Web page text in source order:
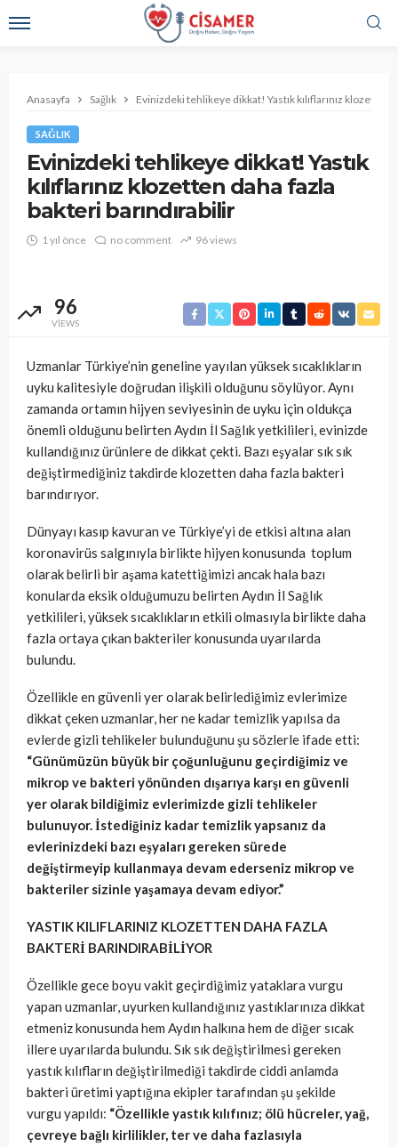
Anasayfa Sağlık Evinizdeki tehlikeye dikkat! Yastık kılıflarınız klozetten
SAĞLIK
Evinizdeki tehlikeye dikkat! Yastık
kılıflarınız klozetten daha fazla
bakteri barındırabilir
1 yıl önce no comment 96 views
96
VIEWS
Uzmanlar Türkiye’nin geneline yayılan yüksek sıcaklıkların
uyku kalitesiyle doğrudan ilişkili olduğunu söylüyor. Aynı
zamanda ortamın hijyen seviyesinin de uyku için oldukça
önemli olduğunu belirten Aydın İl Sağlık yetkilileri, evinizde
kullandığınız ürünlere de dikkat çekti. Bazı eşyalar sık sık
değiştirmediğiniz takdirde klozetten daha fazla bakteri
barındırıyor.
Dünyayı kasıp kavuran ve Türkiye’yi de etkisi altına alan
koronavirüs salgınıyla birlikte hijyen konusunda toplum
olarak belirli bir aşama katettiğimizi ancak hala bazı
konularda eksik olduğumuzu belirten Aydın İl Sağlık
yetkilileri, yüksek sıcaklıkların etkili olmasıyla birlikte daha
fazla ortaya çıkan bakteriler konusunda uyarılarda
bulundu.
Özellikle en güvenli yer olarak belirlediğimiz evlerimize
dikkat çeken uzmanlar, her ne kadar temizlik yapılsa da
evlerde gizli tehlikeler bulunduğunu şu sözlerle ifade etti:
“Günümüzün büyük bir çoğunluğunu geçirdiğimiz ve
mikrop ve bakteri yönünden dışarıya karşı en güvenli
yer olarak bildiğimiz evlerimizde gizli tehlikeler
bulunuyor. İstediğiniz kadar temizlik yapsanız da
evlerinizdeki bazı eşyaları gereken sürede
değiştirmeyip kullanmaya devam ederseniz mikrop ve
bakteriler sizinle yaşamaya devam ediyor.”
YASTIK KILIFLARINIZ KLOZETTEN DAHA FAZLA
BAKTERİ BARINDIRABİLİYOR
Özellikle gece boyu vakit geçirdiğimiz yataklara vurgu
yapan uzmanlar, uyurken kullandığınız yastıklarınıza dikkat
etmeniz konusunda hem Aydın halkına hem de diğer sıcak
illere uyarılarda bulundu. Sık sık değiştirilmesi gereken
yastık kılıfların değiştirilmediği takdirde ciddi anlamda
bakteri üretimi yaptığına ekipler tarafından şu şekilde
vurgu yapıldı: “Özellikle yastık kılıfınız; ölü hücreler, yağ,
çevreye bağlı kirlilikler, ter ve daha fazlasıyla